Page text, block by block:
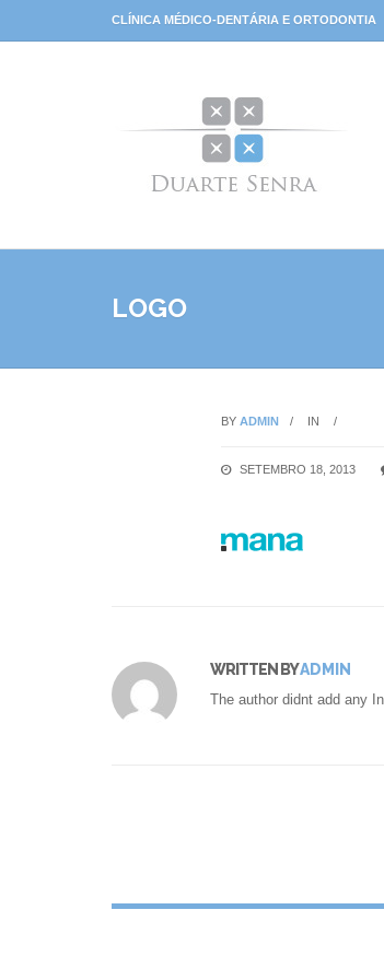
CLÍNICA MÉDICO-DENTÁRIA E ORTODONTIA
LOGO
BY ADMIN IN
SETEMBRO 18, 2013
WRITTEN BYADMIN
The author didnt add any